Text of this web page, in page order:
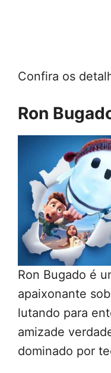
Confira os
Ron
Ron Bugado é
apaixonante
lutando para
amizade
dominado por